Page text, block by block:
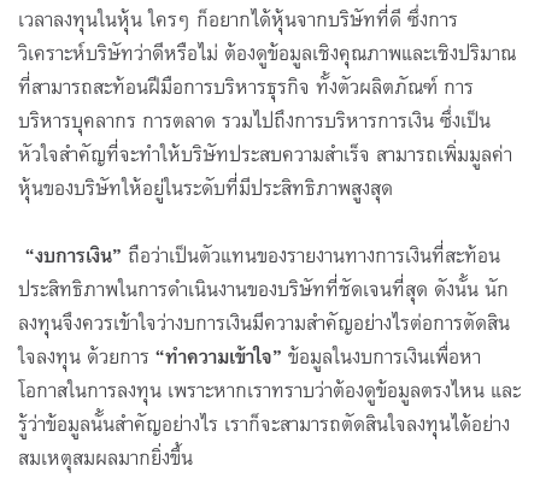
เวลาลงทุนในหุ้น ใครๆ ก็อยากได้หุ้นจากบริษัทที่ดี ซึ่งการ
วิเคราะห์บริษัทว่าดีหรือไม่ ต้องดูข้อมูลเชิงคุณภาพและเชิงปริมาณ
ที่สามารถสะท้อนฝีมือการบริหารธุรกิจ ทั้งตัวผลิตภัณฑ์ การ
บริหารบุคลากร การตลาด รวมไปถึงการบริหารการเงิน ซึ่งเป็น
หัวใจสำคัญที่จะทำให้บริษัทประสบความสำเร็จ สามารถเพิ่มมูลค่า
หุ้นของบริษัทให้อยู่ในระดับที่มีประสิทธิภาพสูงสุด
“งบการเงิน” ถือว่าเป็นตัวแทนของรายงานทางการเงินที่สะท้อน
ประสิทธิภาพในการดำเนินงานของบริษัทที่ชัดเจนที่สุด ดังนั้น นัก
ลงทุนจึงควรเข้าใจว่างบการเงินมีความสำคัญอย่างไรต่อการตัดสิน
ใจลงทุน ด้วยการ “ทำความเข้าใจ” ข้อมูลในงบการเงินเพื่อหา
โอกาสในการลงทุน เพราะหากเราทราบว่าต้องดูข้อมูลตรงไหน และ
รู้ว่าข้อมูลนั้นสำคัญอย่างไร เราก็จะสามารถตัดสินใจลงทุนได้อย่าง
สมเหตุสมผลมากยิ่งขึ้น